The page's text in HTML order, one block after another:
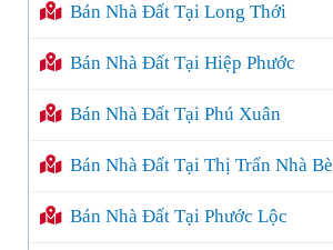
Bán Nhà Đất Tại Long Thới
Bán Nhà Đất Tại Hiệp Phước
Bán Nhà Đất Tại Phú Xuân
Bán Nhà Đất Tại Thị Trấn Nhà Bè
Bán Nhà Đất Tại Phước Lộc